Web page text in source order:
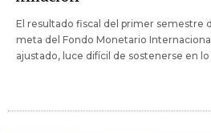
El resultado fiscal del primer semestre
meta del Fondo Monetario
ajustado, luce difícil de sostenerse en